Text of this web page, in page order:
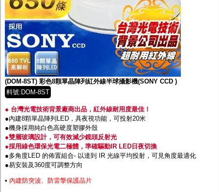
旋轉型攝影機.旋轉台
傳統高解析攝影機
鏡頭
投光設備
防護罩及支架
多路攝影機單軸傳輸
監聽器.麥克風
網路設備
視訊轉換設備
雙絞線傳輸器
雜訊改善器
分配放大器
網路線用水晶頭
網路線
懶人線.同軸線.花線
線頭.插座.延長線.HDMI線
集線盒.防水盒.配線盒
變壓器.避雷器
偽裝嚇阻假監視器. 警示防盜貼紙
(DOM-8ST) 彩色8顆單晶陣列紅外線半球攝影機(SONY CCD )
料號:DOM-8ST
● 台灣光電技術背景廠商出品，紅外線耐用度最佳！
●內建8顆單晶陣列LED，具夜視功能，可投射20米
●機身採用純白色高硬度塑膠外殼
●雙層玻璃設計，可有效減少鏡頭反射光
●採用綠色環保光電二極體，準確驅動IR LED日夜切換
●多角度LED 的佈置組合- 以達到 IR 光線平均投射，可見角度最適化
●易安裝及360度可調整方向
• 內建防突波、防雷搫保護晶片